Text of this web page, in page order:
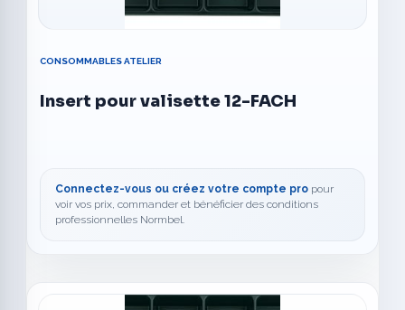
CONSOMMABLES ATELIER
Insert pour valisette 12-FACH
Connectez-vous ou créez votre compte pro pour
voir vos prix, commander et bénéficier des conditions
professionnelles Normbel.